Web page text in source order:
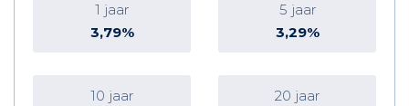
1 jaar
3,79%
5 jaar
3,29%
10 jaar
20 jaar